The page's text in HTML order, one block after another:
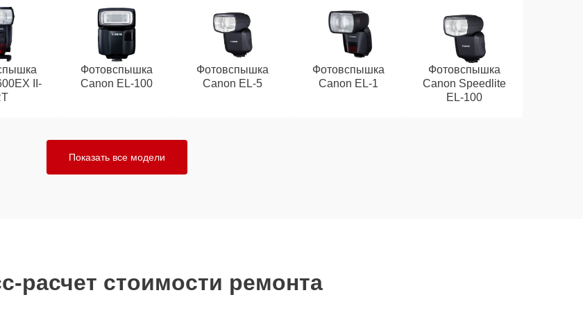
II-
Фотовспышка
Canon EL-100
Фотовспышка
Canon EL-5
Фотовспышка
Canon EL-1
Фотовспышка
Canon Speedlite
EL-100
Показать все модели
расчет стоимости ремонта